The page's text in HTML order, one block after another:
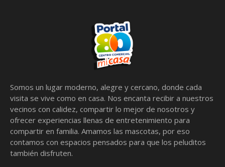
Somos un lugar moderno, alegre y cercano, donde cada
visita se vive como en casa. Nos encanta recibir a nuestros
vecinos con calidez, compartir lo mejor de nosotros y
ofrecer experiencias llenas de entretenimiento para
compartir en familia. Amamos las mascotas, por eso
contamos con espacios pensados para que los peluditos
también disfruten.